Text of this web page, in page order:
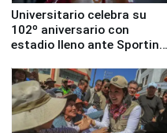
Universitario celebra su
102º aniversario con
estadio lleno ante Sporting